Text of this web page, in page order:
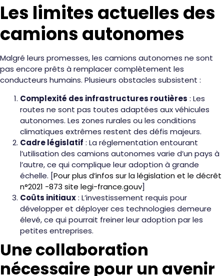
Les limites actuelles des
camions autonomes
Malgré leurs promesses, les camions autonomes ne sont
pas encore prêts à remplacer complètement les
conducteurs humains. Plusieurs obstacles subsistent :
Complexité des infrastructures routières : Les
routes ne sont pas toutes adaptées aux véhicules
autonomes. Les zones rurales ou les conditions
climatiques extrêmes restent des défis majeurs.
Cadre législatif : La réglementation entourant
l’utilisation des camions autonomes varie d’un pays à
l’autre, ce qui complique leur adoption à grande
échelle. [Pour plus d’infos sur la législation et le décrêt
n°2021 -873 site legi-france.gouv]
Coûts initiaux: L’investissement requis pour
développer et déployer ces technologies demeure
élevé, ce qui pourrait freiner leur adoption par les
petites entreprises.
Une collaboration
nécessaire pour un avenir